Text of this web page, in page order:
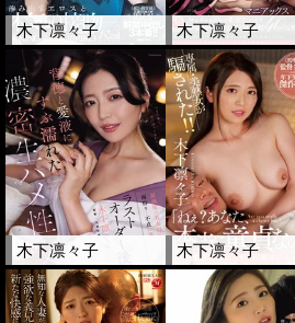
木下凛々子 木下凛々子
木下凛々子 木下凛々子